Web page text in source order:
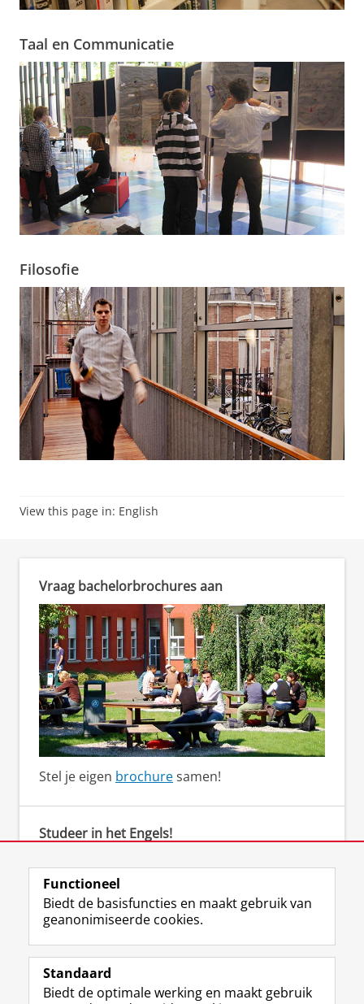
Taal en Communicatie
Filosofie
View this page in: English
Vraag bachelorbrochures aan
Stel je eigen brochuresamen!
Studeer in het Engels!
Volg de RUG
F
a
e
L
i
k
R
S
-
I
n
t
Y
o
T
Studiekiezers
Functioneel
Biedt de basisfuncties en maakt gebruik van
geanonimiseerde cookies.
Standaard
Biedt de optimale werking en maakt gebruik